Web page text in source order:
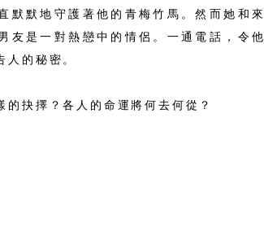
默默地守護著他的青梅竹馬。然而她和來
友是一對熱戀中的情侶。一通電話，令他
的秘密。
的抉擇？各人的命運將何去何從？